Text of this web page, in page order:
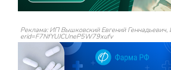
Реклама: ИП Вышковский Евгений
erid=F7NfYUJCUneP5W79xufv